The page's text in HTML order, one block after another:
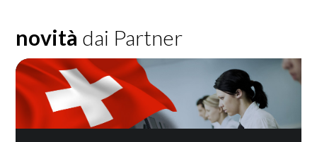
novità dai Partner